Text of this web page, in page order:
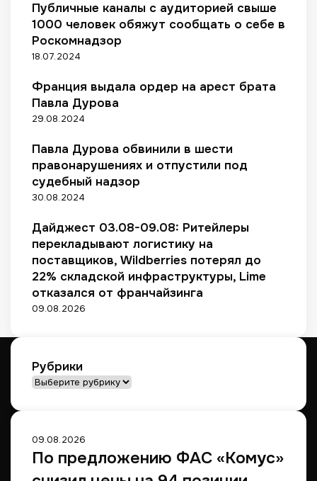
-
о
б
щ
и
т
и
а
г
а
з
н
ы
у
д
о
м
о
й
л
о
и
с
т
и
р
и
е
й
л
е
в
у
ю
е
у
д
л
п
з
д
и
н
а
п
о
е
Публичные каналы с аудиторией свыше
1000 человек обяжут сообщать о себе в
Роскомнадзор
18.07.2024
Франция выдала ордер на арест брата
Павла Дурова
29.08.2024
Павла Дурова обвинили в шести
правонарушениях и отпустили под
судебный надзор
30.08.2024
Дайджест 03.08-09.08: Ритейлеры
перекладывают логистику на
поставщиков, Wildberries потерял до
22% складской инфраструктуры, Lime
отказался от франчайзинга
09.08.2026
Рубрики
Рубрики
09.08.2026
По предложению ФАС «Комус»